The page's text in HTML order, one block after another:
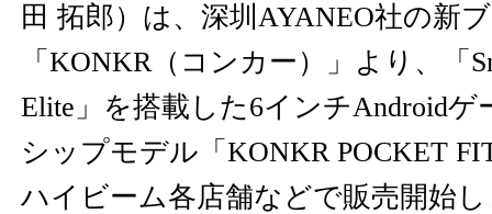
田 拓郎）は、深圳AYANEO社の新
「KONKR（コンカー）」より、「
Elite」を搭載した6インチAndroid
シップモデル「KONKR POCKET
ハイビーム各店舗などで販売開始